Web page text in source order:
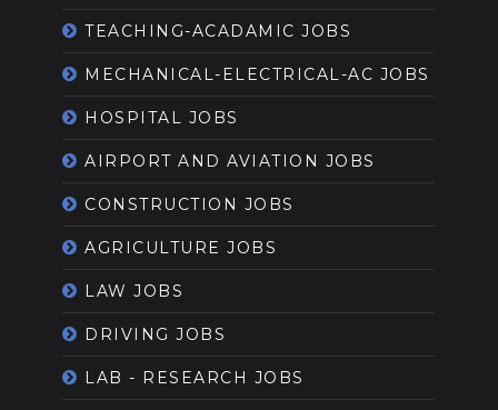
TEACHING-ACADAMIC JOBS
MECHANICAL-ELECTRICAL-AC JOBS
HOSPITAL JOBS
AIRPORT AND AVIATION JOBS
CONSTRUCTION JOBS
AGRICULTURE JOBS
LAW JOBS
DRIVING JOBS
LAB - RESEARCH JOBS